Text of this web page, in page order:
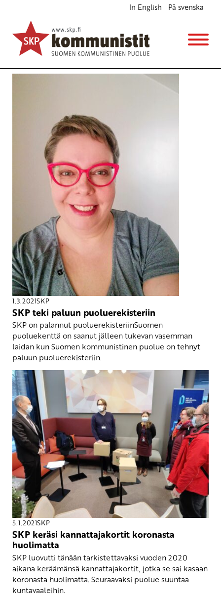
In English På svenska
kannattajakortit
1.3.2021SKP
SKP teki paluun puoluerekisteriin
SKP on palannut puoluerekisteriinSuomen
puoluekenttä on saanut jälleen tukevan vasemman
laidan kun Suomen kommunistinen puolue on tehnyt
paluun puoluerekisteriin.
5.1.2021SKP
SKP keräsi kannattajakortit koronasta
huolimatta
SKP luovutti tänään tarkistettavaksi vuoden 2020
aikana keräämänsä kannattajakortit, jotka se sai kasaan
koronasta huolimatta. Seuraavaksi puolue suuntaa
kuntavaaleihin.